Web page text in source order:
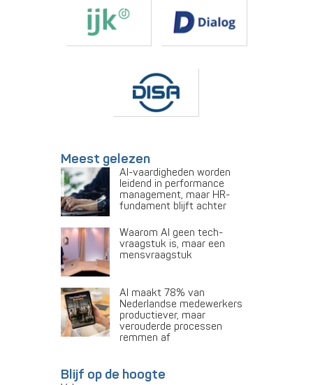
Meest gelezen
AI-vaardigheden worden
leidend in performance
management, maar HR-
fundament blijft achter
Waarom AI geen tech-
vraagstuk is, maar een
mensvraagstuk
AI maakt 78% van
Nederlandse medewerkers
productiever, maar
verouderde processen
remmen af
Blijf op de hoogte